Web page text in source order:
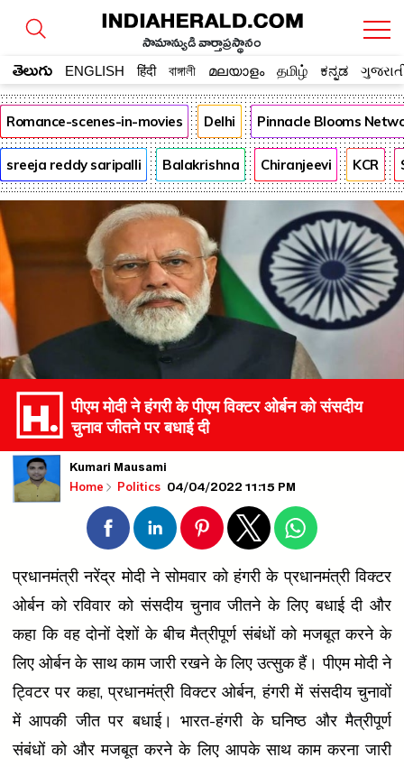
సామాన్యుడి వార్తాప్రస్థానం
తెలుగు ENGLISH हिंदी বাঙ্গালী മലയാളം தமிழ் ಕನ್ನಡ
Romance-scenes-in-movies Delhi Pinnacle Blooms
sreeja reddy saripalli Balakrishna Chiranjeevi KCR
पीएम मोदी ने हंगरी के पीएम विक्टर ओर्बन को संसदीय
चुनाव जीतने पर बधाई दी
Kumari Mausami
Home Politics 04/04/2022 11:15 PM
प्रधानमंत्री नरेंद्र मोदी ने सोमवार को हंगरी के प्रधानमंत्री विक्टर
ओर्बन को रविवार को संसदीय चुनाव जीतने के लिए बधाई दी और
कहा कि वह दोनों देशों के बीच मैत्रीपूर्ण संबंधों को मजबूत करने के
लिए ओर्बन के साथ काम जारी रखने के लिए उत्सुक हैं। पीएम मोदी ने
ट्विटर पर कहा, प्रधानमंत्री विक्टर ओर्बन, हंगरी में संसदीय चुनावों
में आपकी जीत पर बधाई। भारत-हंगरी के घनिष्ठ और मैत्रीपूर्ण
संबंधों को और मजबूत करने के लिए आपके साथ काम करना जारी